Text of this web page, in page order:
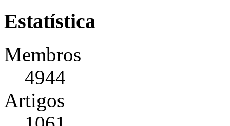
Estatística
Membros
4944
Artigos